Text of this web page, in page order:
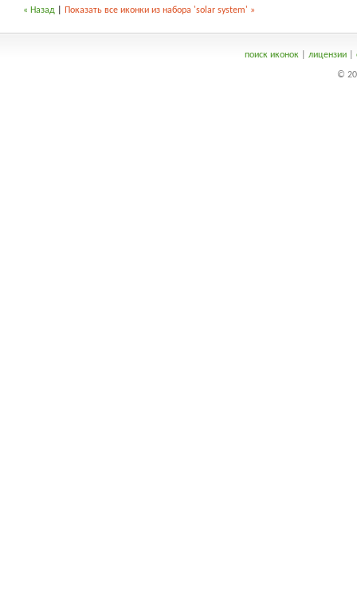
« Назад Показать все иконки из набора 'solar system' »
поиск иконок| лицензии|
©